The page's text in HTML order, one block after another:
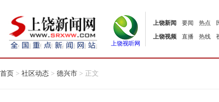
上饶视听网
上饶新闻 要闻 热点
上饶视频
直播 热线
首页 > 社区动态 > 德兴市 > 正文